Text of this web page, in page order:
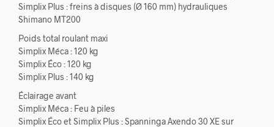
Simplix Plus : freins à disques (Ø 160 mm) hydrauliques
Shimano MT200
Poids total roulant maxi
Simplix Méca : 120 kg
Simplix Éco : 120 kg
Simplix Plus : 140 kg
Éclairage avant
Simplix Méca : Feu à piles
Simplix Éco et Simplix Plus : Spanninga Axendo 30 XE sur